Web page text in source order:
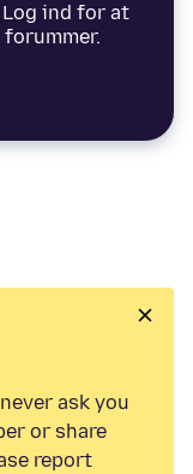
ind for at
ask you
or share
report